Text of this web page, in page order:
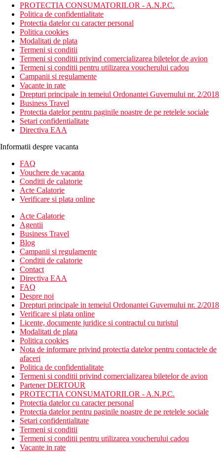
PROTECTIA CONSUMATORILOR - A.N.P.C.
Politica de confidentialitate
Protectia datelor cu caracter personal
Politica cookies
Modalitati de plata
Termeni si conditii
Termeni si conditii privind comercializarea biletelor de avion
Termeni si conditii pentru utilizarea voucherului cadou
Campanii si regulamente
Vacante in rate
Drepturi principale in temeiul Ordonantei Guvernului nr. 2/2018
Business Travel
Protectia datelor pentru paginile noastre de pe retelele sociale
Setari confidentialitate
Directiva EAA
Informatii despre vacanta
FAQ
Vouchere de vacanta
Conditii de calatorie
Acte Calatorie
Verificare si plata online
Acte Calatorie
Agentii
Business Travel
Blog
Campanii si regulamente
Conditii de calatorie
Contact
Directiva EAA
FAQ
Despre noi
Drepturi principale in temeiul Ordonantei Guvernului nr. 2/2018
Verificare si plata online
Licente, documente juridice si contractul cu turistul
Modalitati de plata
Politica cookies
Nota de informare privind protectia datelor pentru contactele de
afaceri
Politica de confidentialitate
Termeni si conditii privind comercializarea biletelor de avion
Partener DERTOUR
PROTECTIA CONSUMATORILOR - A.N.P.C.
Protectia datelor cu caracter personal
Protectia datelor pentru paginile noastre de pe retelele sociale
Setari confidentialitate
Termeni si conditii
Termeni si conditii pentru utilizarea voucherului cadou
Vacante in rate